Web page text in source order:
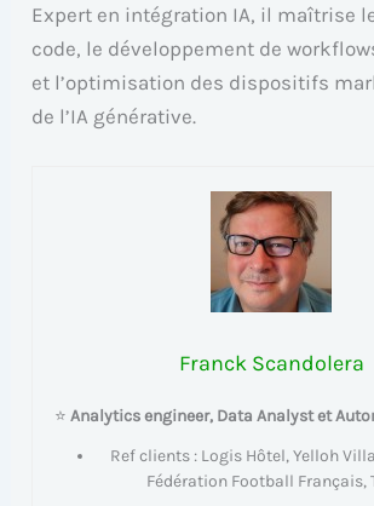
Expert en intégration IA, il maîtrise
code, le développement de
et l’optimisation des dispositifs
de l’IA générative.
Franck Scandolera
⭐ Analytics engineer, Data Analyst et
Ref clients : Logis Hôtel, Yelloh
Fédération Football Français,